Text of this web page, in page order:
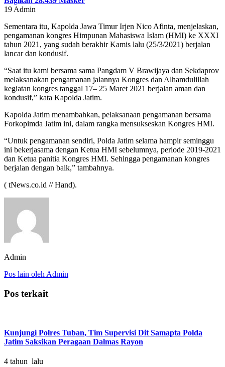
19 Admin
Sementara itu, Kapolda Jawa Timur Irjen Nico Afinta, menjelaskan,
pengamanan kongres Himpunan Mahasiswa Islam (HMI) ke XXXI
tahun 2021, yang sudah berakhir Kamis lalu (25/3/2021) berjalan
lancar dan kondusif.
“Saat itu kami bersama sama Pangdam V Brawijaya dan Sekdaprov
melaksanakan pengamanan jalannya Kongres dan Alhamdulillah
kegiatan kongres tanggal 17– 25 Maret 2021 berjalan aman dan
kondusif,” kata Kapolda Jatim.
Kapolda Jatim menambahkan, pelaksanaan pengamanan bersama
Forkopimda Jatim ini, dalam rangka mensukseskan Kongres HMI.
“Untuk pengamanan sendiri, Polda Jatim selama hampir seminggu
ini bekerjasama dengan Ketua HMI sebelumnya, periode 2019-2021
dan Ketua panitia Kongres HMI. Sehingga pengamanan kongres
berjalan dengan baik,” tambahnya.
( tNews.co.id // Hand).
Admin
Pos lain oleh Admin
Pos terkait
Kunjungi Polres Tuban, Tim Supervisi Dit Samapta Polda
Jatim Saksikan Peragaan Dalmas Rayon
4 tahun lalu